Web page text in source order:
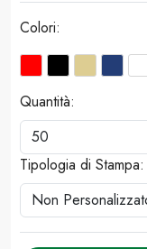
Colori:
Quantità:
Tipologia di Stampa: